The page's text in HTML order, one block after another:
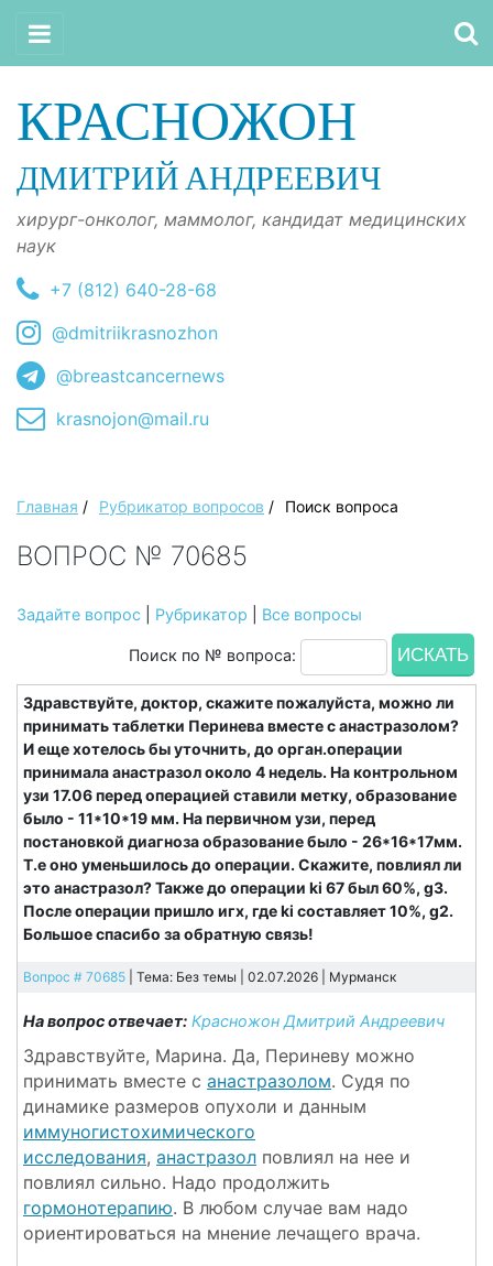
КРАСНОЖОН
ДМИТРИЙ АНДРЕЕВИЧ
хирург-онколог, маммолог, кандидат медицинских
наук
+7 (812) 640-28-68
@dmitriikrasnozhon
@breastcancernews
krasnojon@mail.ru
Главная / Рубрикатор вопросов / Поиск вопроса
ВОПРОС № 70685
Задайте вопрос Рубрикатор Все вопросы
Поиск по № вопроса:
Здравствуйте, доктор, скажите пожалуйста, можно ли
принимать таблетки Перинева вместе с анастразолом?
И еще хотелось бы уточнить, до орган.операции
принимала анастразол около 4 недель. На контрольном
узи 17.06 перед операцией ставили метку, образование
было - 11*10*19 мм. На первичном узи, перед
постановкой диагноза образование было - 26*16*17мм.
Т.е оно уменьшилось до операции. Скажите, повлиял ли
это анастразол? Также до операции ki 67 был 60%, g3.
После операции пришло игх, где ki составляет 10%, g2.
Большое спасибо за обратную связь!
Вопрос # 70685 | Тема: Без темы | 02.07.2026 | Мурманск
На вопрос отвечает: Красножон Дмитрий Андреевич
Здравствуйте, Марина. Да, Периневу можно
принимать вместе с анастразолом. Судя по
динамике размеров опухоли и данным
иммуногистохимического
исследования, анастразол повлиял на нее и
повлиял сильно. Надо продолжить
гормонотерапию. В любом случае вам надо
ориентироваться на мнение лечащего врача.